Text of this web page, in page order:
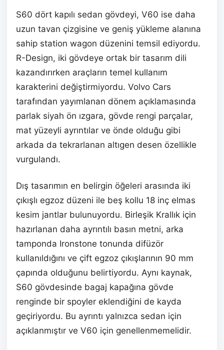
S60 dört kapılı sedan gövdeyi, V60 ise daha
uzun tavan çizgisine ve geniş yükleme alanına
sahip station wagon düzenini temsil ediyordu.
R-Design, iki gövdeye ortak bir tasarım dili
kazandırırken araçların temel kullanım
karakterini değiştirmiyordu. Volvo Cars
tarafından yayımlanan dönem açıklamasında
parlak siyah ön ızgara, gövde rengi parçalar,
mat yüzeyli ayrıntılar ve önde olduğu gibi
arkada da tekrarlanan altıgen desen özellikle
vurgulandı.
Dış tasarımın en belirgin öğeleri arasında iki
çıkışlı egzoz düzeni ile beş kollu 18 inç elmas
kesim jantlar bulunuyordu. Birleşik Krallık için
hazırlanan daha ayrıntılı basın metni, arka
tamponda Ironstone tonunda difüzör
kullanıldığını ve çift egzoz çıkışlarının 90 mm
çapında olduğunu belirtiyordu. Aynı kaynak,
S60 gövdesinde bagaj kapağına gövde
renginde bir spoyler eklendiğini de kayda
geçiriyordu. Bu ayrıntı yalnızca sedan için
açıklanmıştır ve V60 için genellenmemelidir.